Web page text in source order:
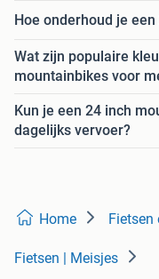
Hoe onderhoud je
Wat zijn populaire
mountainbikes voor
Kun je een 24 inch
dagelijks vervoer?
Home Fietsen
Fietsen | Meisjes